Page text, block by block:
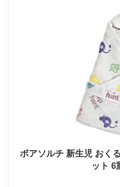
ボアソルチ 新生児 おく
ット 6